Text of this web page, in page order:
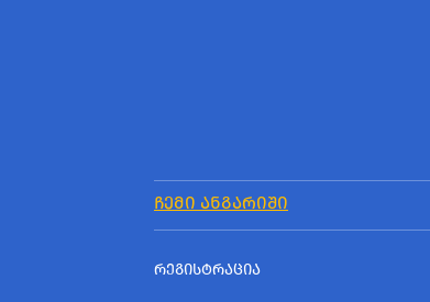
ᲩᲔᲛᲘ ᲐᲜᲒᲐᲠᲘᲨᲘ
ᲠᲔᲒᲘᲡᲢᲠᲐᲪᲘᲐ